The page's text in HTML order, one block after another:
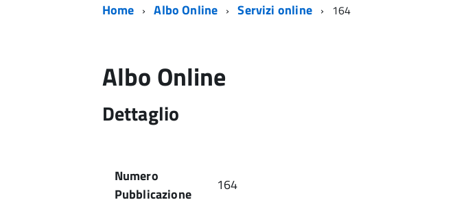
Home Albo Online Servizi online 164
Albo Online
Dettaglio
Numero
Pubblicazione
164